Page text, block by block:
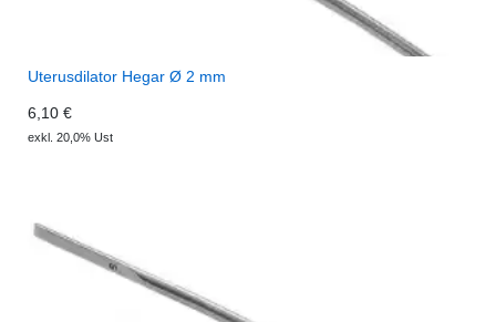
Uterusdilator Hegar Ø 2 mm
6,10 €
exkl. 20,0% Ust